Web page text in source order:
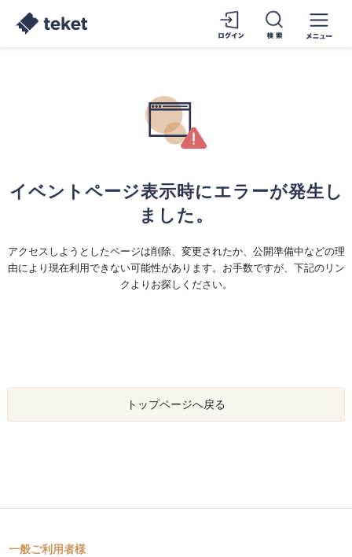
イベントページ表示時にエラーが発生し
ました。
アクセスしようとしたページは削除、変更されたか、公開準備中などの理
由により現在利用できない可能性があります。お手数ですが、下記のリン
クよりお探しください。
トップページへ戻る
一般ご利用者様